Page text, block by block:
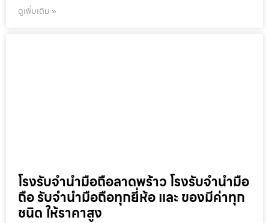
ดูเพิ่มเติม »
โรงรับจำนำมือถือลาดพร้าว โรงรับจำนำมือ
ถือ รับจำนำมือถือทุกยี่ห้อ และ ของมีค่าทุก
ชนิด ให้ราคาสูง